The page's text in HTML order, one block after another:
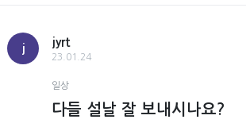
j
jyrt
23.01.24
일상
다들 설날 잘 보내시나요?